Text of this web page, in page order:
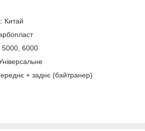
Китай
5000, 6000
+ заднє (байтранер)